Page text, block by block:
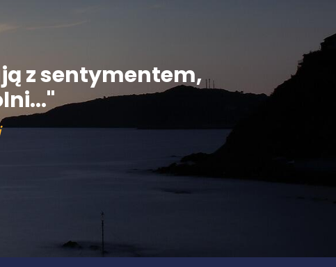
z sentymentem,